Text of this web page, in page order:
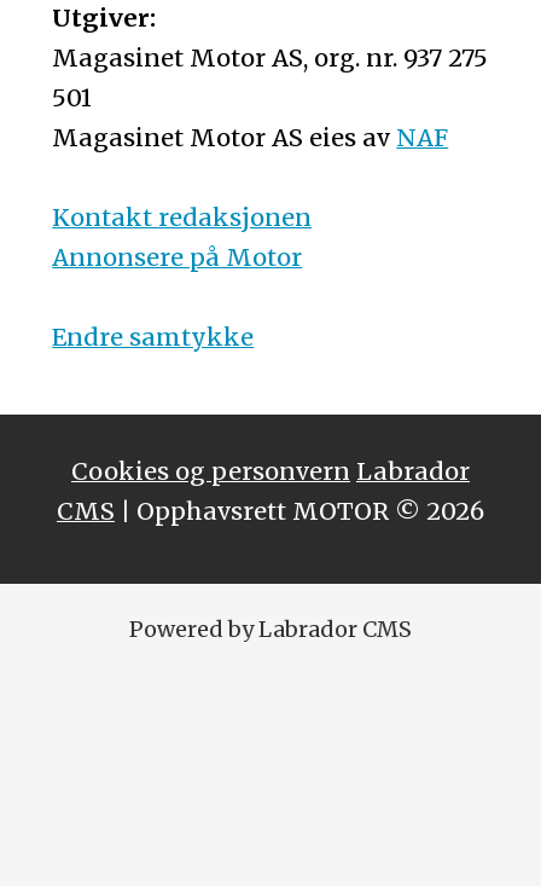
Utgiver:
Magasinet Motor AS, org. nr. 937 275
501
Magasinet Motor AS eies av NAF
Kontakt redaksjonen
Annonsere på Motor
Endre samtykke
Cookies og personvern Labrador
CMS | Opphavsrett MOTOR © 2026
Powered by Labrador CMS